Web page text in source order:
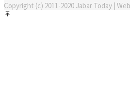
Copyright (c) 2011-2020 Jabar Today |